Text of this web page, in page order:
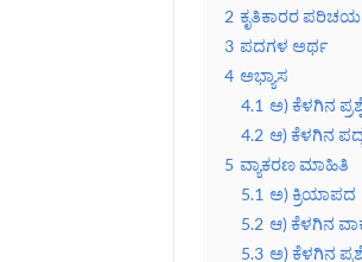
2 ಕೃತಿಕಾರರ ಪರಿಚಯ
3 ಪದಗಳ ಅರ್ಥ
4 ಅಭ್ಯಾಸ
4.1 ಅ) ಕೆಳಗಿನ
4.2 ಆ) ಕೆಳಗಿನ
5 ವ್ಯಾಕರಣ ಮಾಹಿತಿ
5.1 ಅ) ಕ್ರಿಯಾಪದ
5.2 ಆ) ಕೆಳಗಿನ
5.3 ಅ) ಕೆಳಗಿನ